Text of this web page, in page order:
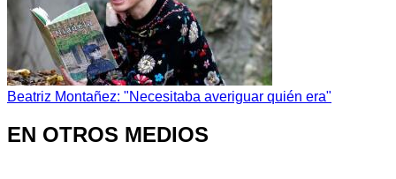
Beatriz Montañez: "Necesitaba averiguar quién era"
EN OTROS MEDIOS